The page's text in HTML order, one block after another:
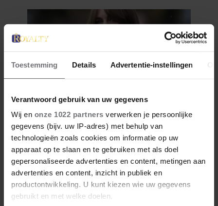
Toestemming Details Advertentie-instellingen
Verantwoord gebruik van uw gegevens
Wij en onze 1022 partners verwerken je persoonlijke
gegevens (bijv. uw IP-adres) met behulp van
technologieën zoals cookies om informatie op uw
apparaat op te slaan en te gebruiken met als doel
gepersonaliseerde advertenties en content, metingen aan
advertenties en content, inzicht in publiek en
productontwikkeling. U kunt kiezen wie uw gegevens
gebruikt en met welke doelen.
28 april 2026
DIT ZIJN DE 4 FAVORIETE
MODEMERKEN VAN PRINSES
CATHERINE